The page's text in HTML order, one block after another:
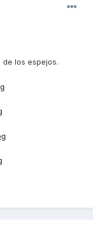
de los espejos.